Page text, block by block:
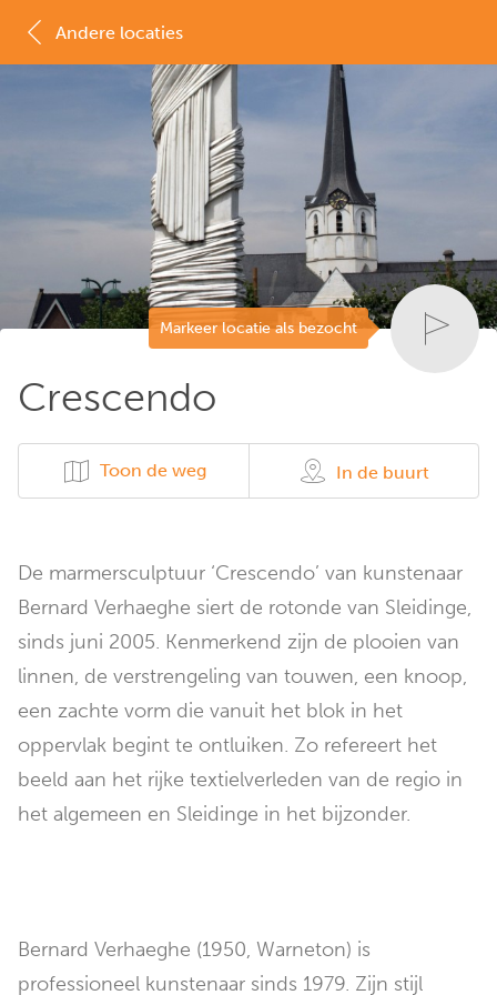
Markeer locatie als bezocht
Crescendo
Toon de weg In de buurt
De marmersculptuur ‘Crescendo’ van kunstenaar
Bernard Verhaeghe siert de rotonde van Sleidinge,
sinds juni 2005. Kenmerkend zijn de plooien van
linnen, de verstrengeling van touwen, een knoop,
een zachte vorm die vanuit het blok in het
oppervlak begint te ontluiken. Zo refereert het
beeld aan het rijke textielverleden van de regio in
het algemeen en Sleidinge in het bijzonder.
Bernard Verhaeghe (1950, Warneton) is
professioneel kunstenaar sinds 1979. Zijn stijl
Andere locaties
LIJST